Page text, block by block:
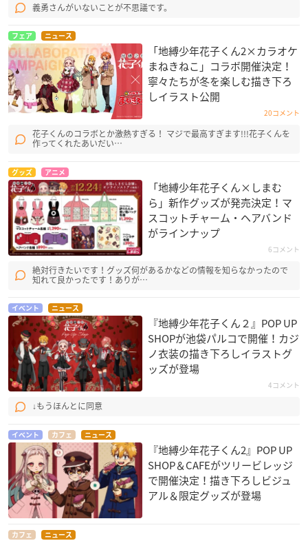
義勇さんがいないことが不思議です。
フェア ニュース
「地縛少年花子くん2×カラオケ
まねきねこ」コラボ開催決定！
寧々たちが冬を楽しむ描き下ろ
しイラスト公開
20コメント
花子くんのコラボとか激熱すぎる！ マジで最高すぎます!!!花子くんを
作ってくれたあいだい…
グッズ アニメ
「地縛少年花子くん×しまむ
ら」新作グッズが発売決定！マ
スコットチャーム・ヘアバンド
がラインナップ
6コメント
絶対行きたいです！グッズ何があるかなどの情報を知らなかったので
知れて良かったです！ありが…
イベント ニュース
『地縛少年花子くん２』POP UP
SHOPが池袋パルコで開催！カジ
ノ衣装の描き下ろしイラストグ
ッズが登場
4コメント
↓もうほんとに同意
イベント カフェ ニュース
『地縛少年花子くん2』POP UP
SHOP＆CAFEがツリービレッジ
で開催決定！描き下ろしビジュ
アル＆限定グッズが登場
カフェ ニュース